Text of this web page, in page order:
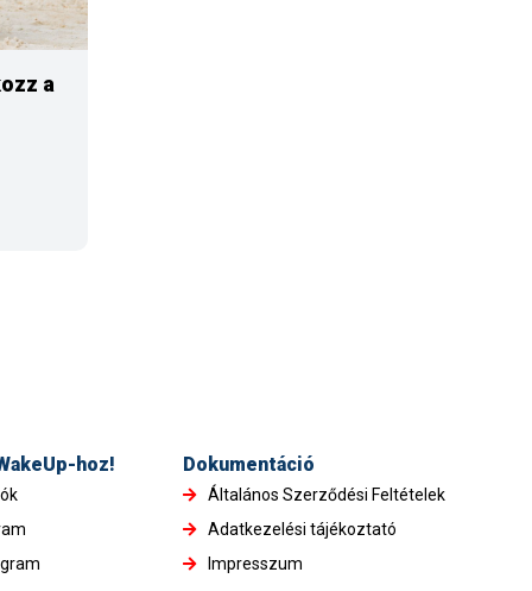
a
hoz! Dokumentáció
Általános Szerződési Feltételek
Adatkezelési tájékoztató
Impresszum